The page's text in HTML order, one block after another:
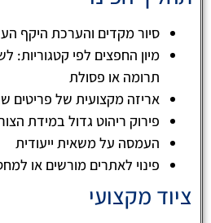
סיור מקדים והערכת היקף
מיון החפצים לפי קטגוריות:
תרומה או פסולת
אריזה מקצועית של פריטים
פירוק ריהוט גדול במידת
העמסה על משאית ייעודית
פינוי לאתרים מורשים או
ציוד מקצועי